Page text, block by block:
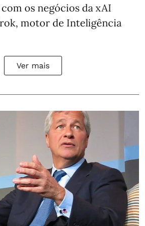
os negócios da xAI
motor de Inteligência
Ver mais